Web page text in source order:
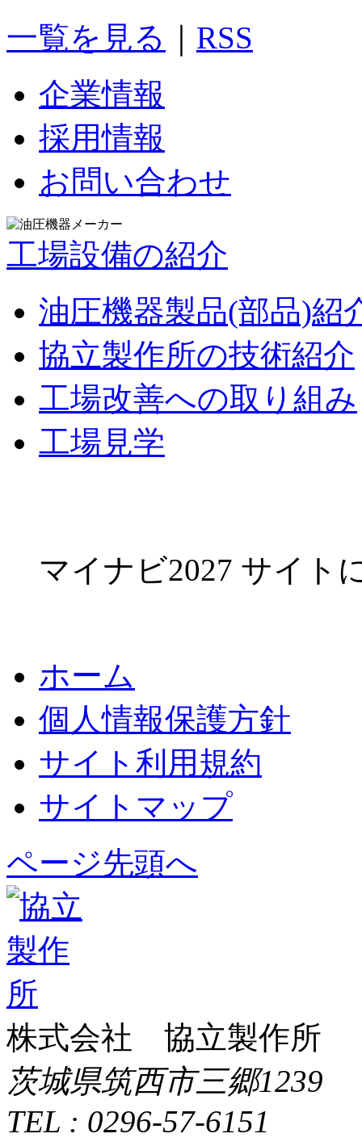
一覧を見る
RSS
企業情報
採用情報
お問い合わせ
工場設備の紹介
油圧機器製品(部品)紹
協立製作所の技術紹介
工場改善への取り組み
工場見学
マイナビ2027 サイト
ホーム
個人情報保護方針
サイト利用規約
サイトマップ
ページ先頭へ
株式会社 協立製作所
茨城県筑西市三郷1239
TEL : 0296-57-6151